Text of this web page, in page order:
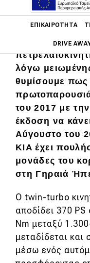
ΕΠΙΚΑΙΡΌΤΗΤΑ
DRIVE
Main navigation
Επικαιρότητα
Νέα μοντέλα
Πρωτότυπα
Ελλάδα
Κόσμος
Τεχνολογία
Ασφάλεια
Αγορά
Απόψεις
Ευρώπης
ισχυρότερο
καθώς ο
λόγω
θυμίσουμε
του 2017 με
έκδοση να
Αύγουστο του
KIA έχει
μονάδες του
στη Γηραιά
Ο twin-turbo
αποδίδει 370
Nm μεταξύ
μεταδίδεται και
μέσω ενός